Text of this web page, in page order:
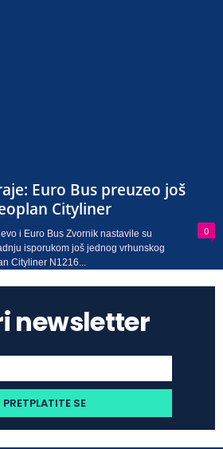
Euro Bus preuzeo još
Cityliner
0
i Euro Bus Zvornik nastavile su
isporukom još jednog vrhunskog
Cityliner N1216...
newsletter